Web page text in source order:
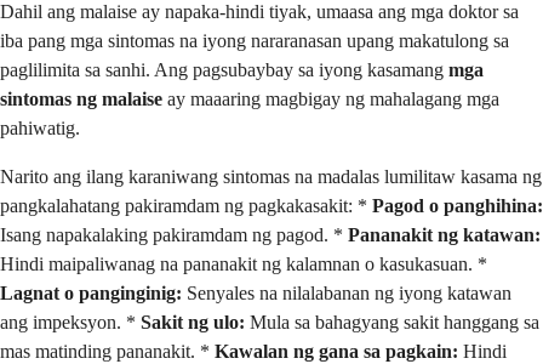
Dahil ang malaise ay napaka-hindi tiyak, umaasa ang mga doktor sa
iba pang mga sintomas na iyong nararanasan upang makatulong sa
paglilimita sa sanhi. Ang pagsubaybay sa iyong kasamang mga
sintomas ng malaise ay maaaring magbigay ng mahalagang mga
pahiwatig.
Narito ang ilang karaniwang sintomas na madalas lumilitaw kasama ng
pangkalahatang pakiramdam ng pagkakasakit: * Pagod o panghihina:
Isang napakalaking pakiramdam ng pagod. * Pananakit ng katawan:
Hindi maipaliwanag na pananakit ng kalamnan o kasukasuan. *
Lagnat o panginginig: Senyales na nilalabanan ng iyong katawan
ang impeksyon. * Sakit ng ulo: Mula sa bahagyang sakit hanggang sa
mas matinding pananakit. * Kawalan ng gana sa pagkain: Hindi